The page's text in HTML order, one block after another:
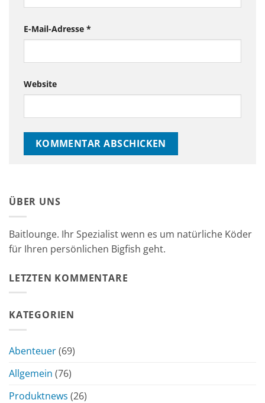
E-Mail-Adresse *
Website
ÜBER UNS
Baitlounge. Ihr Spezialist wenn es um natürliche Köder
für Ihren persönlichen Bigfish geht.
LETZTEN KOMMENTARE
KATEGORIEN
Abenteuer(69)
Allgemein (76)
Produktnews (26)